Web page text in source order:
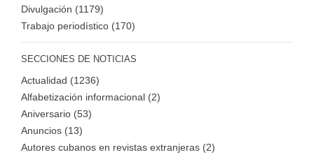
Divulgación (1179)
Trabajo periodístico (170)
SECCIONES DE NOTICIAS
Actualidad (1236)
Alfabetización informacional (2)
Aniversario (53)
Anuncios (13)
Autores cubanos en revistas extranjeras (2)